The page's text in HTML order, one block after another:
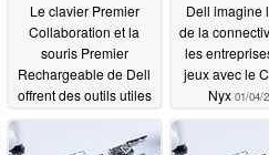
Le clavier Premier
Collaboration et la
souris Premier
Rechargeable de Dell
offrent des outils utiles
professionnels et aux
Dell imagine
de la
les
jeux avec le
Nyx 01/04/